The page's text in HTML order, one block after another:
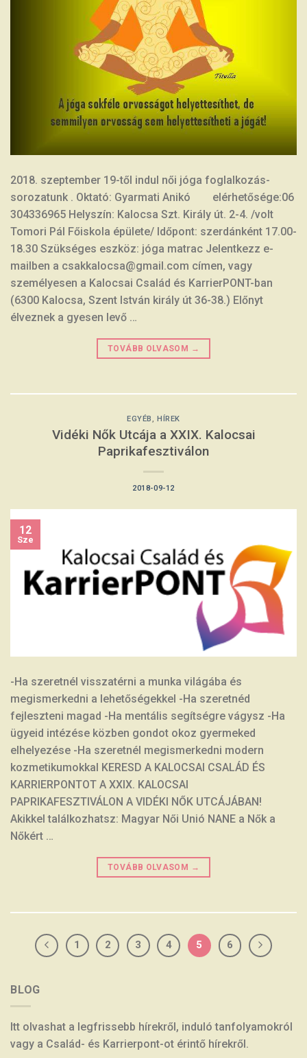
2018. szeptember 19-től indul női jóga foglalkozás-
sorozatunk . Oktató: Gyarmati Anikó elérhetősége:06
304336965 Helyszín: Kalocsa Szt. Király út. 2-4. /volt
Tomori Pál Főiskola épülete/ Időpont: szerdánként 17.00-
18.30 Szükséges eszköz: jóga matrac Jelentkezz e-
mailben a csakkalocsa@gmail.com címen, vagy
személyesen a Kalocsai Család és KarrierPONT-ban
(6300 Kalocsa, Szent István király út 36-38.) Előnyt
élveznek a gyesen levő …
TOVÁBB OLVASOM →
EGYÉB, HÍREK
Vidéki Nők Utcája a XXIX. Kalocsai
Paprikafesztiválon
2018-09-12
12
Sze
-Ha szeretnél visszatérni a munka világába és
megismerkedni a lehetőségekkel -Ha szeretnéd
fejleszteni magad -Ha mentális segítségre vágysz -Ha
ügyeid intézése közben gondot okoz gyermeked
elhelyezése -Ha szeretnél megismerkedni modern
kozmetikumokkal KERESD A KALOCSAI CSALÁD ÉS
KARRIERPONTOT A XXIX. KALOCSAI
PAPRIKAFESZTIVÁLON A VIDÉKI NŐK UTCÁJÁBAN!
Akikkel találkozhatsz: Magyar Női Unió NANE a Nők a
Nőkért …
TOVÁBB OLVASOM →
1 2 3 4 5 6
BLOG
Itt olvashat a legfrissebb hírekről, induló tanfolyamokról
vagy a Család- és Karrierpont-ot érintő hírekről.